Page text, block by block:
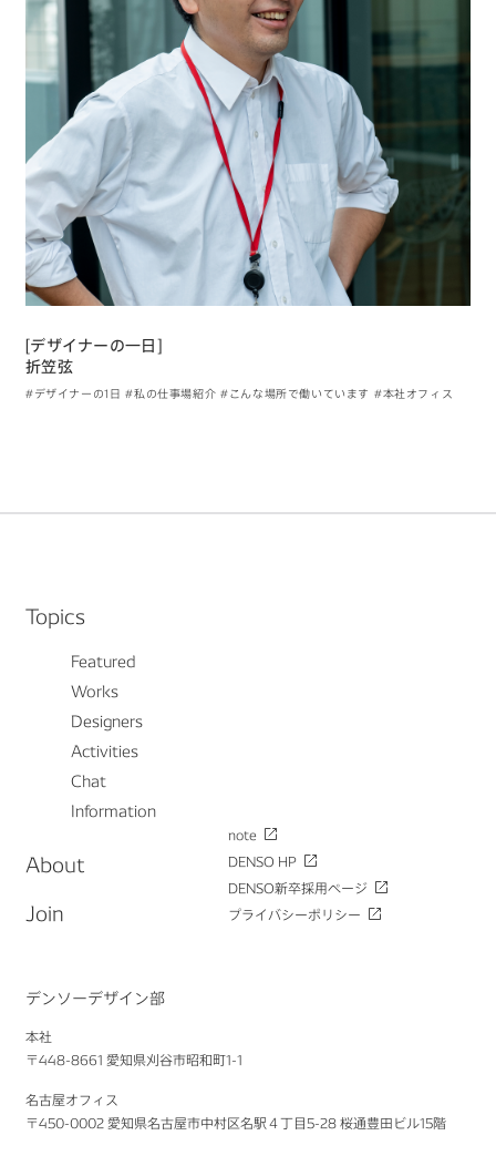
[デザイナーの一日]
折笠弦
#デザイナーの1日 #私の仕事場紹介 #こんな場所で働いています #本社オフィス
Topics
Featured
Works
Designers
Activities
Chat
Information
About
Join
note
DENSO HP
DENSO新卒採用ページ
プライバシーポリシー
デンソーデザイン部
本社
〒448-8661 愛知県刈谷市昭和町1-1
名古屋オフィス
〒450-0002 愛知県名古屋市中村区名駅４丁目5-28 桜通豊田ビル15階